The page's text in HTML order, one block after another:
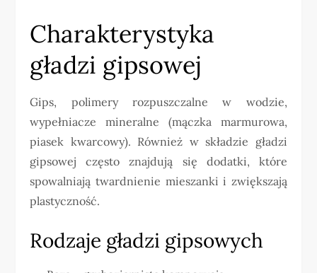
Charakterystyka
gładzi gipsowej
Gips, polimery rozpuszczalne w wodzie,
wypełniacze mineralne (mączka marmurowa,
piasek kwarcowy). Również w składzie gładzi
gipsowej często znajdują się dodatki, które
spowalniają twardnienie mieszanki i zwiększają
plastyczność.
Rodzaje gładzi gipsowych